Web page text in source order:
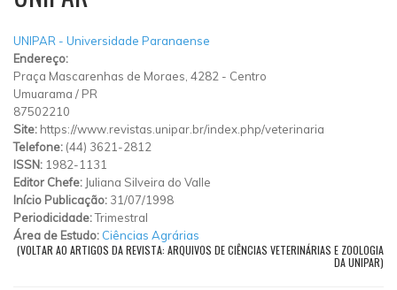
UNIPAR - Universidade Paranaense
Endereço:
Praça Mascarenhas de Moraes, 4282 - Centro
Umuarama / PR
87502210
Site: https://www.revistas.unipar.br/index.php/veterinaria
Telefone: (44) 3621-2812
ISSN: 1982-1131
Editor Chefe: Juliana Silveira do Valle
Início Publicação: 31/07/1998
Periodicidade:Trimestral
Área de Estudo: Ciências Agrárias
(VOLTAR AO ARTIGOS DA REVISTA: ARQUIVOS DE CIÊNCIAS VETERINÁRIAS E ZOOLOGIA
DA UNIPAR)